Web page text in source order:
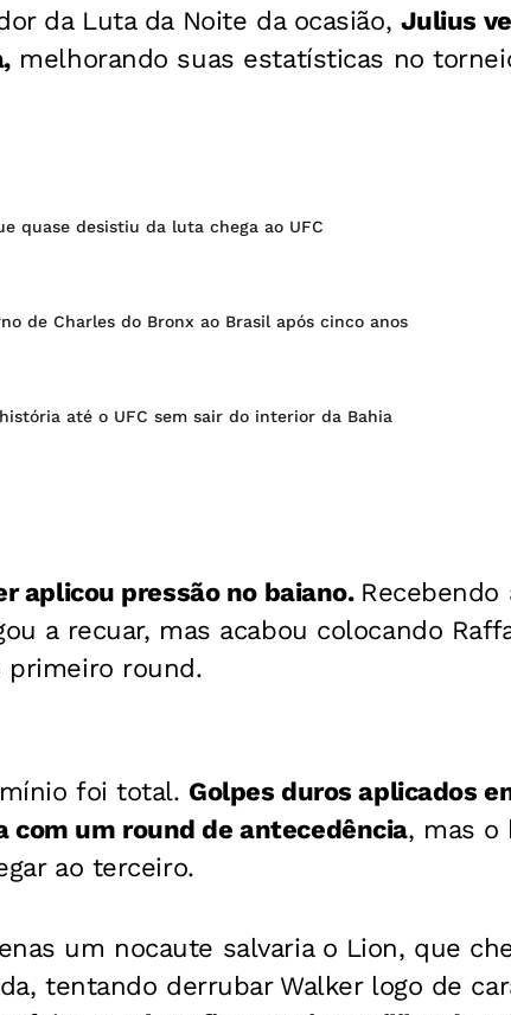
da Luta da Noite da ocasião, Julius
melhorando suas estatísticas no
quase desistiu da luta chega ao UFC
de Charles do Bronx ao Brasil após cinco anos
até o UFC sem sair do interior da Bahia
aplicou pressão no baiano. Recebendo
a recuar, mas acabou colocando
primeiro round.
foi total. Golpes duros aplicados
com um round de antecedência, mas o
ao terceiro.
um nocaute salvaria o Lion, que
tentando derrubar Walker logo de